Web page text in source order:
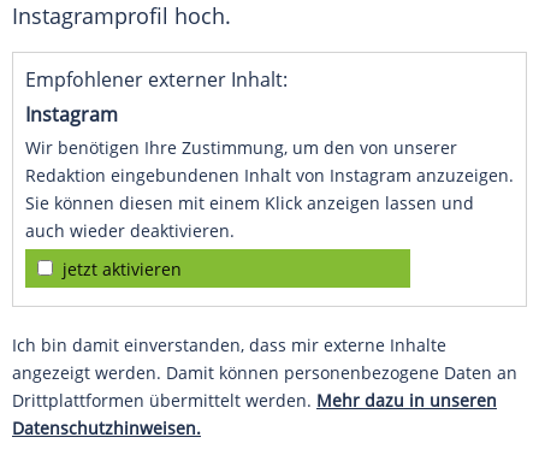
Instagramprofil hoch.
Empfohlener externer Inhalt:
Instagram
Wir benötigen Ihre Zustimmung, um den von unserer
Redaktion eingebundenen Inhalt von Instagram anzuzeigen.
Sie können diesen mit einem Klick anzeigen lassen und
auch wieder deaktivieren.
jetzt aktivieren
Ich bin damit einverstanden, dass mir externe Inhalte
angezeigt werden. Damit können personenbezogene Daten an
Drittplattformen übermittelt werden. Mehr dazu in unseren
Datenschutzhinweisen.